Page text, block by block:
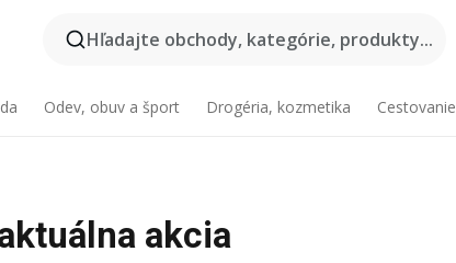
Hľadajte obchody, kategórie, produkty...
Odev, obuv a šport Drogéria, kozmetika Cestovanie
akcia